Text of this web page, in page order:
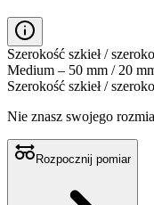
Szerokość szkieł /
Medium – 50 mm / 20
Szerokość szkieł /
Nie znasz swojego
Rozpocznij pomiar